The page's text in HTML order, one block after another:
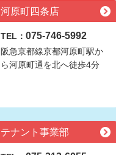
河原町四条店
TEL： 075-746-5992
阪急京都線京都河原町駅か
ら河原町通を北へ徒歩4分
テナント事業部